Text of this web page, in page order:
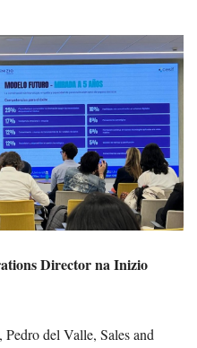
Director na Inizio
Pedro del Valle, Sales and